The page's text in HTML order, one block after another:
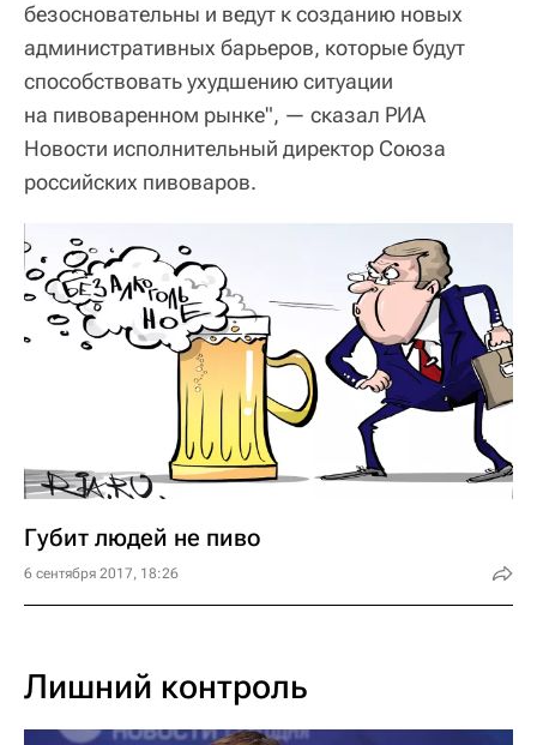
безосновательны и ведут к созданию новых
административных барьеров, которые будут
способствовать ухудшению ситуации
на пивоваренном рынке", — сказал РИА
Новости исполнительный директор Союза
российских пивоваров.
Губит людей не пиво
6 сентября 2017, 18:26
Лишний контроль